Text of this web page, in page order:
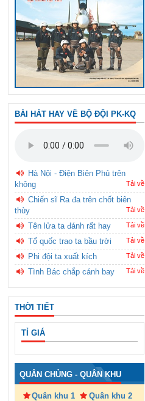
BÀI HÁT HAY VỀ BỘ ĐỘI PK-KQ
Hà Nội - Điện Biên Phủ trên
không
Tải về
Chiến sĩ Ra đa trên chốt biên
thùy
Tải về
Tên lửa ta đánh rất hay Tải về
Tổ quốc trao ta bầu trời Tải về
Phi đội ta xuất kích Tải về
Tình Bác chắp cánh bay Tải về
THỜI TIẾT
TỈ GIÁ
QUÂN CHỦNG - QUÂN KHU
Quân khu 1
Quân khu 2